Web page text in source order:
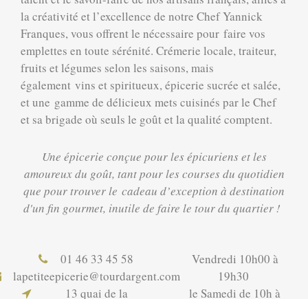
la créativité et l’excellence de notre Chef Yannick
Franques, vous offrent le nécessaire pour faire vos
emplettes en toute sérénité. Crémerie locale, traiteur,
fruits et légumes selon les saisons, mais
également vins et spiritueux, épicerie sucrée et salée,
et une gamme de délicieux mets cuisinés par le Chef
et sa brigade où seuls le goût et la qualité comptent.
Une épicerie conçue pour les épicuriens et les
amoureux du goût, tant pour les courses du quotidien
que pour trouver le cadeau d’exception à destination
d'un fin gourmet, inutile de faire le tour du quartier !
01 46 33 45 58
lapetiteepicerie@tourdargent.com
13 quai de la
Vendredi 10h00 à
19h30
le Samedi de 10h à